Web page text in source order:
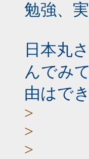
勉強、
日本丸
んでみ
由はで
>
>
>